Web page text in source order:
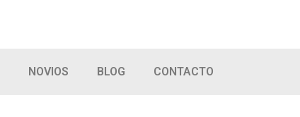
NOVIOS BLOG CONTACTO